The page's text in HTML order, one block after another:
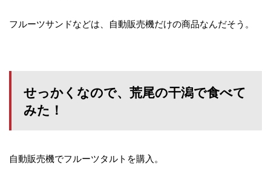
フルーツサンドなどは、自動販売機だけの商品なんだそう。
せっかくなので、荒尾の干潟で食べて
みた！
自動販売機でフルーツタルトを購入。